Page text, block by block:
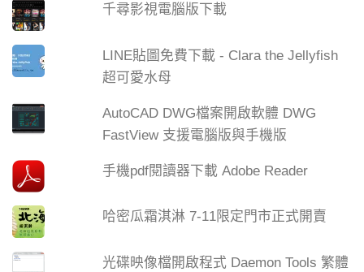
千尋影視電腦版下載
LINE貼圖免費下載 - Clara the Jellyfish
超可愛水母
AutoCAD DWG檔案開啟軟體 DWG
FastView 支援電腦版與手機版
手機pdf閱讀器下載 Adobe Reader
哈密瓜霜淇淋 7-11限定門市正式開賣
光碟映像檔開啟程式 Daemon Tools 繁體